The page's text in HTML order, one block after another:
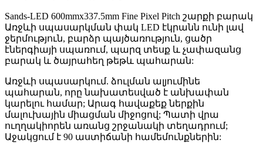
Sands-LED 600mmx337.5mm Fine Pixel Pitch շարքի բարակ
Առջևի սպասարկման փակ LED էկրանն ունի լավ
ջերմություն, բարձր պայծառություն, ցածր
էներգիայի սպառում, պարզ տեսք և չափազանց
բարակ և ծայրահեղ թեթև պահարան:
Առջևի սպասարկում. ձուլման ալյումինե
պահարան, որը նախատեսված է անխափան
կարելու համար; Արագ հավաքեք ներքին
մալուխային միացման միջոցով; Պատի վրա
ուղղակիորեն առանց շրջանակի տեղադրում;
Աջակցում է 90 աստիճանի համեմունքներին: